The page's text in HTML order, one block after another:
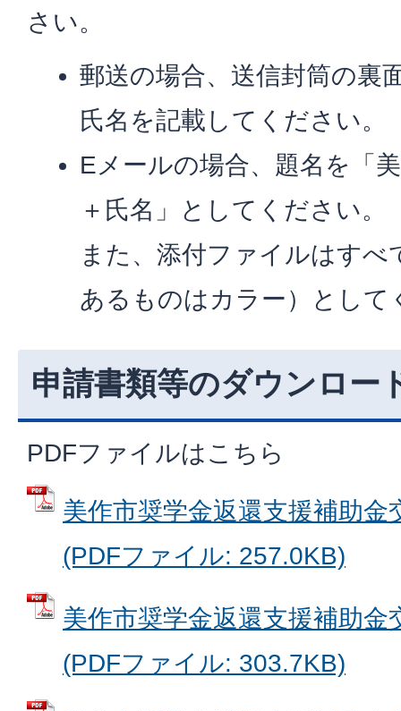
さい。
郵送の場合、送信封筒の裏
氏名を記載してください。
Eメールの場合、題名を「
＋氏名」としてください。
また、添付ファイルはすべ
あるものはカラー）として
申請書類等のダウンロー
PDFファイルはこちら
美作市奨学金返還支援補助金
(PDFファイル: 257.0KB)
美作市奨学金返還支援補助金
(PDFファイル: 303.7KB)